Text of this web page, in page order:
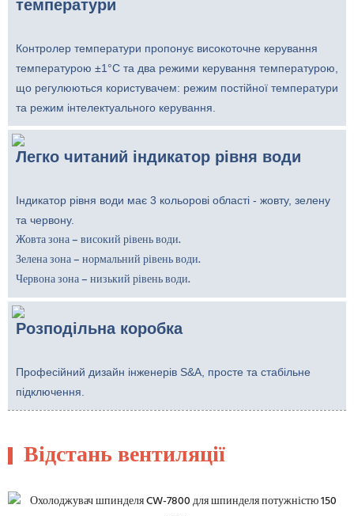
температури
Контролер температури пропонує високоточне керування
температурою ±1°C та два режими керування температурою,
що регулюються користувачем: режим постійної температури
та режим інтелектуального керування.
Легко читаний індикатор рівня води
Індикатор рівня води має 3 кольорові області - жовту, зелену
та червону.
Жовта зона – високий рівень води.
Зелена зона – нормальний рівень води.
Червона зона – низький рівень води.
Розподільна коробка
Професійний дизайн інженерів S&A, просте та стабільне
підключення.
Відстань вентиляції